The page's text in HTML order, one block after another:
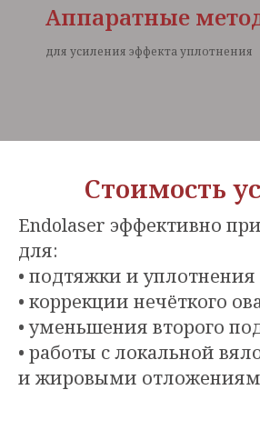
Аппаратные
для усиления эффекта уплотнения
Стоимость
Endolaser эффективно
для:
• подтяжки и
• коррекции нечёткого
• уменьшения второго
• работы с локальной
и жировыми